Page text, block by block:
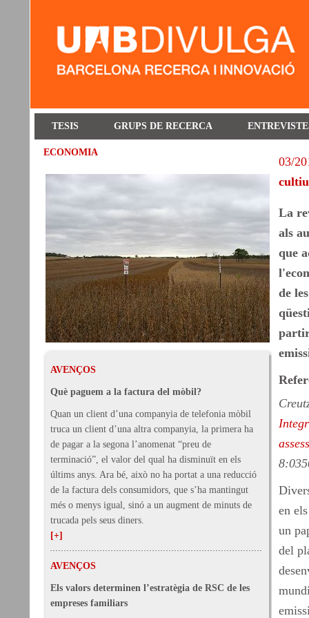
TESIS GRUPS DE RECERCA
ECONOMIA
AVENÇOS
Què paguem a la factura del mòbil?
Quan un client d’una companyia de telefonia mòbil
truca un client d’una altra companyia, la primera ha
de pagar a la segona l’anomenat “preu de
terminació”, el valor del qual ha disminuït en els
últims anys. Ara bé, això no ha portat a una reducció
de la factura dels consumidors, que s’ha mantingut
més o menys igual, sinó a un augment de minuts de
trucada pels seus diners.
[+]
AVENÇOS
Els valors determinen l’estratègia de RSC de les
empreses familiars
03/
La
als
que
de
partir
en
un
del